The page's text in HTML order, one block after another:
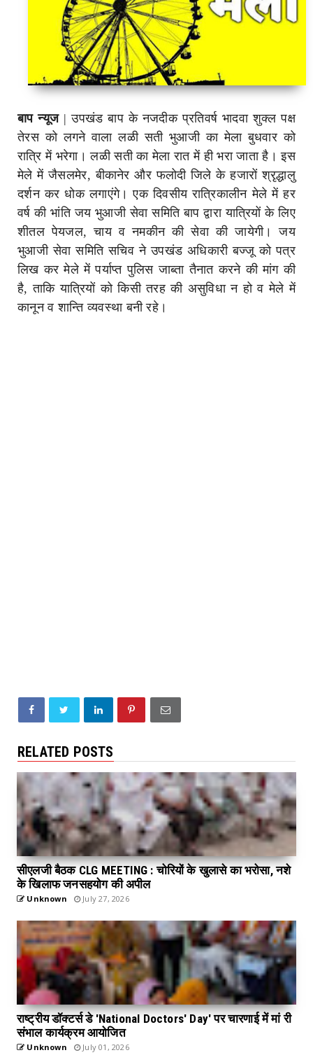
बाप न्यूज|उपखंड बाप के नजदीक प्रतिवर्ष भादवा शुक्ल पक्ष
तेरस को लगने वाला लळी सती भुआजी का मेला बुधवार को
रात्रि में भरेगा। लळी सती का मेला रात में ही भरा जाता है। इस
मेले में जैसलमेर, बीकानेर और फलोदी जिले के हजारों श्रृद्धालु
दर्शन कर धोक लगाएंगे। एक दिवसीय रात्रिकालीन मेले में हर
वर्ष की भांति जय भुआजी सेवा समिति बाप द्वारा यात्रियों के लिए
शीतल पेयजल, चाय व नमकीन की सेवा की जायेगी। जय
भुआजी सेवा समिति सचिव ने उपखंड अधिकारी बज्जू को पत्र
लिख कर मेले में पर्याप्त पुलिस जाब्ता तैनात करने की मांग की
है, ताकि यात्रियों को किसी तरह की असुविधा न हो व मेले में
कानून व शान्ति व्यवस्था बनी रहे।
RELATED POSTS
सीएलजी बैठक CLG MEETING : चोरियों के खुलासे का भरोसा, नशे
के खिलाफ जनसहयोग की अपील
Unknown July 27, 2026
राष्ट्रीय डॉक्टर्स डे 'National Doctors' Day' पर चारणाई में मां री
संभाल कार्यक्रम आयोजित
Unknown July 01, 2026